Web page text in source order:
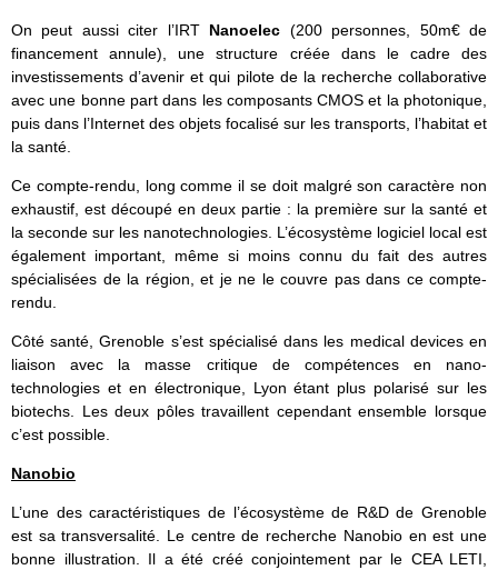
On peut aussi citer l’IRT Nanoelec (200 personnes, 50m€ de
financement annule), une structure créée dans le cadre des
investissements d’avenir et qui pilote de la recherche collaborative
avec une bonne part dans les composants CMOS et la photonique,
puis dans l’Internet des objets focalisé sur les transports, l’habitat et
la santé.
Ce compte-rendu, long comme il se doit malgré son caractère non
exhaustif, est découpé en deux partie : la première sur la santé et
la seconde sur les nanotechnologies. L’écosystème logiciel local est
également important, même si moins connu du fait des autres
spécialisées de la région, et je ne le couvre pas dans ce compte-
rendu.
Côté santé, Grenoble s’est spécialisé dans les medical devices en
liaison avec la masse critique de compétences en nano-
technologies et en électronique, Lyon étant plus polarisé sur les
biotechs. Les deux pôles travaillent cependant ensemble lorsque
c’est possible.
Nanobio
L’une des caractéristiques de l’écosystème de R&D de Grenoble
est sa transversalité. Le centre de recherche Nanobio en est une
bonne illustration. Il a été créé conjointement par le CEA LETI,